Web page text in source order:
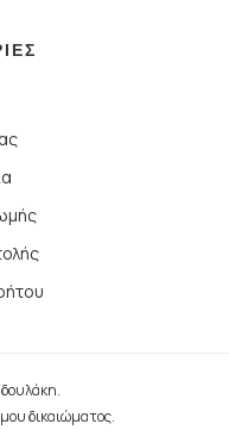
δικαιώματος.